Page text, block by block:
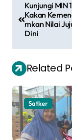
a
i
g
a
s
i
p
Kunjungi MIN
Kakan
mkan Nilai
Dini
Related
Satker